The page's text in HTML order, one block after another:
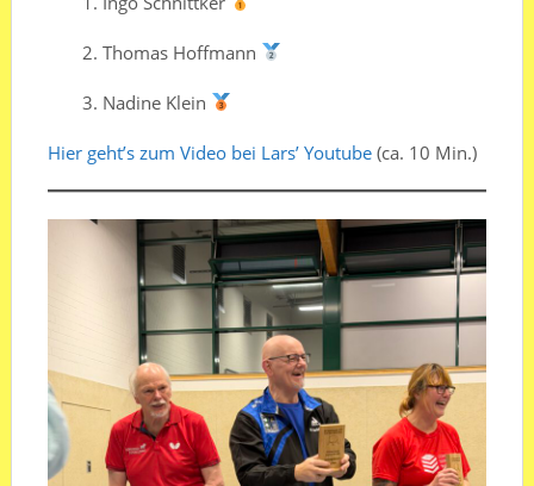
2.⁠ ⁠⁠Thomas Hoffmann
3.⁠ ⁠⁠Nadine Klein
Hier geht’s zum Video bei Lars’ Youtube(ca. 10 Min.)